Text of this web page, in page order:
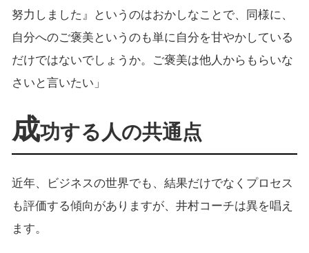
努力しました』というのはおかしなことで、同様に、
自分へのご褒美というのも単に自分を甘やかしている
だけではないでしょうか。ご褒美は他人からもらいな
さいと言いたい」
成功する人の共通点
近年、ビジネスの世界でも、結果だけでなくプロセス
も評価する傾向がありますが、井村コーチは異を唱え
ます。